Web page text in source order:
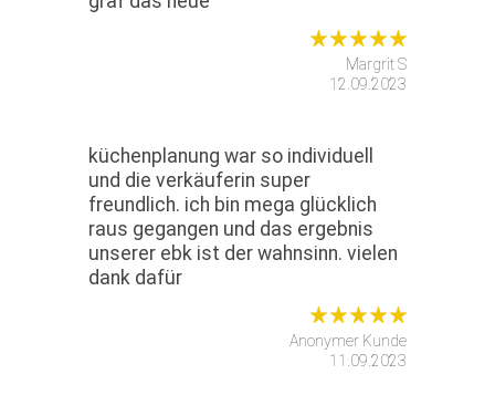
Margrit S
12.09.2023
küchenplanung war so individuell
und die verkäuferin super
freundlich. ich bin mega glücklich
raus gegangen und das ergebnis
unserer ebk ist der wahnsinn. vielen
dank dafür
Anonymer Kunde
11.09.2023